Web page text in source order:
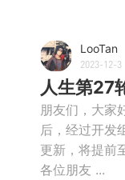
LooTan
2023-12-3
人生第27
朋友们，大家
后，经过开发
更新，将提前
各位朋友 ...